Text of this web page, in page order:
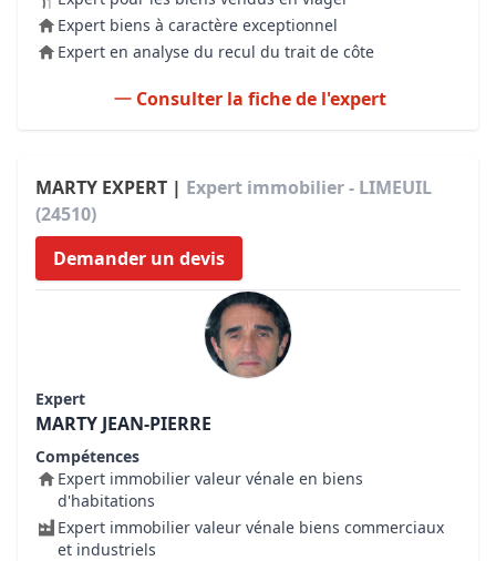
Expert biens à caractère exceptionnel
Expert en analyse du recul du trait de côte
Consulter la fiche de l'expert
MARTY EXPERT | Expert immobilier - LIMEUIL
(24510)
Demander un devis
Expert
MARTY JEAN-PIERRE
Compétences
Expert immobilier valeur vénale en biens
d'habitations
Expert immobilier valeur vénale biens commerciaux
et industriels